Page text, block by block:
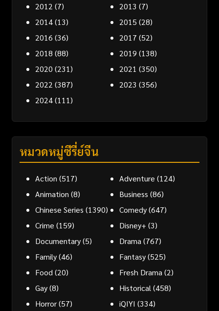
2012 (7) 2013 (7)
2014(13) 2015 (28)
2016 (36) 2017 (52)
2018 (88) 2019 (138)
2020 (231) 2021 (350)
2022 (387) 2023 (356)
2024(111)
หมวดหมู่ซีรี่ย์จีน
Action (517) Adventure (124)
Animation (8) Business (86)
Chinese Series (1390) Comedy(647)
Crime (159) Disney+ (3)
Documentary(5) Drama (767)
Family(46) Fantasy(525)
Food (20) Fresh Drama (2)
Gay(8) Historical (458)
Horror(57) iQIYI (334)